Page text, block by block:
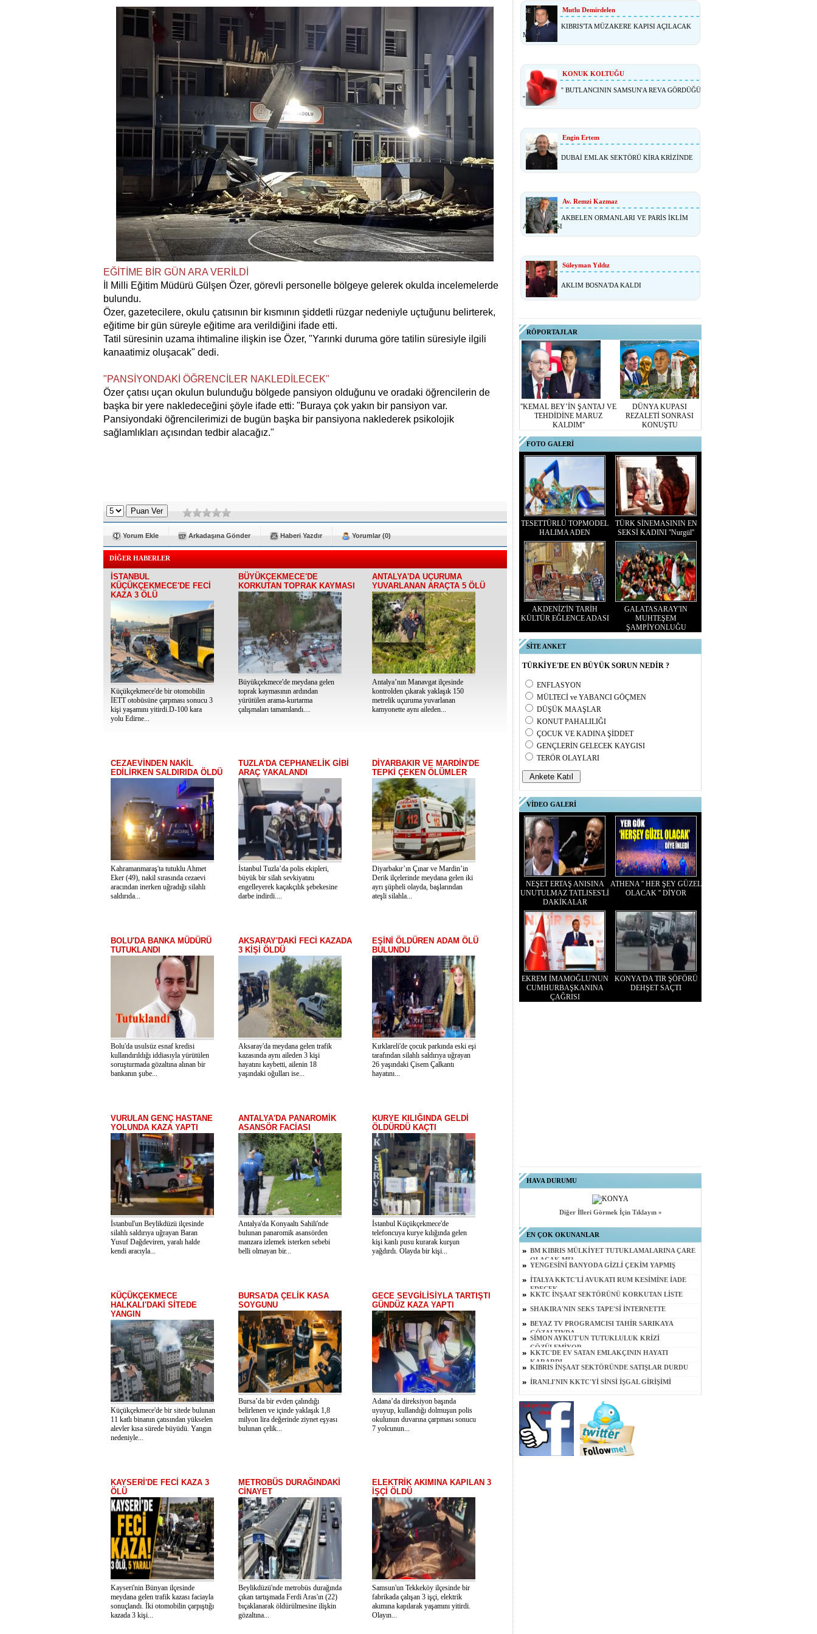
EĞİTİME BİR GÜN ARA VERİLDİ
İl Milli Eğitim Müdürü Gülşen Özer, görevli personelle bölgeye gelerek okulda incelemelerde
bulundu.
Özer, gazetecilere, okulu çatısının bir kısmının şiddetli rüzgar nedeniyle uçtuğunu belirterek,
eğitime bir gün süreyle eğitime ara verildiğini ifade etti.
Tatil süresinin uzama ihtimaline ilişkin ise Özer, "Yarınki duruma göre tatilin süresiyle ilgili
kanaatimiz oluşacak" dedi.
"PANSİYONDAKİ ÖĞRENCİLER NAKLEDİLECEK"
Özer çatısı uçan okulun bulunduğu bölgede pansiyon olduğunu ve oradaki öğrencilerin de
başka bir yere nakledeceğini şöyle ifade etti: "Buraya çok yakın bir pansiyon var.
Pansiyondaki öğrencilerimizi de bugün başka bir pansiyona naklederek psikolojik
sağlamlıkları açısından tedbir alacağız."
Yorum Ekle Arkadaşına Gönder Haberi Yazdır Yorumlar (0)
DİĞER HABERLER
İSTANBUL
KÜÇÜKÇEKMECE'DE FECİ
KAZA 3 ÖLÜ
Küçükçekmece'de bir otomobilin
İETT otobüsüne çarpması sonucu 3
kişi yaşamını yitirdi.D-100 kara
yolu Edirne...
BÜYÜKÇEKMECE'DE
KORKUTAN TOPRAK KAYMASI
Büyükçekmece'de meydana gelen
toprak kaymasının ardından
yürütülen arama-kurtarma
çalışmaları tamamlandı....
ANTALYA'DA UÇURUMA
YUVARLANAN ARAÇTA 5 ÖLÜ
Antalya’nın Manavgat ilçesinde
kontrolden çıkarak yaklaşık 150
metrelik uçuruma yuvarlanan
kamyonette aynı aileden...
CEZAEVİNDEN NAKİL
EDİLİRKEN SALDIRIDA ÖLDÜ
Kahramanmaraş'ta tutuklu Ahmet
Eker (49), nakil sırasında cezaevi
aracından inerken uğradığı silahlı
saldırıda...
TUZLA'DA CEPHANELİK GİBİ
ARAÇ YAKALANDI
İstanbul Tuzla’da polis ekipleri,
büyük bir silah sevkiyatını
engelleyerek kaçakçılık şebekesine
darbe indirdi....
DİYARBAKIR VE MARDİN'DE
TEPKİ ÇEKEN ÖLÜMLER
Diyarbakır’ın Çınar ve Mardin’in
Derik ilçelerinde meydana gelen iki
ayrı şüpheli olayda, başlarından
ateşli silahla...
BOLU'DA BANKA MÜDÜRÜ
TUTUKLANDI
Bolu'da usulsüz esnaf kredisi
kullandırıldığı iddiasıyla yürütülen
soruşturmada gözaltına alınan bir
bankanın şube...
AKSARAY'DAKİ FECİ KAZADA
3 KİŞİ ÖLDÜ
Aksaray'da meydana gelen trafik
kazasında aynı aileden 3 kişi
hayatını kaybetti, ailenin 18
yaşındaki oğulları ise...
EŞİNİ ÖLDÜREN ADAM ÖLÜ
BULUNDU
Kırklareli'de çocuk parkında eski eşi
tarafından silahlı saldırıya uğrayan
26 yaşındaki Çisem Çalkantı
hayatını...
VURULAN GENÇ HASTANE
YOLUNDA KAZA YAPTI
İstanbul'un Beylikdüzü ilçesinde
silahlı saldırıya uğrayan Baran
Yusuf Dağdeviren, yaralı halde
kendi aracıyla...
ANTALYA'DA PANAROMİK
ASANSÖR FACİASI
Antalya'da Konyaaltı Sahili'nde
bulunan panaromik asansörden
manzara izlemek isterken sebebi
belli olmayan bir...
KURYE KILIĞINDA GELDİ
ÖLDÜRDÜ KAÇTI
İstanbul Küçükçekmece'de
telefoncuya kurye kılığında gelen
kişi kanlı pusu kurarak kurşun
yağdırdı. Olayda bir kişi...
KÜÇÜKÇEKMECE
HALKALI'DAKİ SİTEDE
YANGIN
Küçükçekmece'de bir sitede bulunan
11 katlı binanın çatısından yükselen
alevler kısa sürede büyüdü. Yangın
nedeniyle...
BURSA'DA ÇELİK KASA
SOYGUNU
Bursa’da bir evden çalındığı
belirlenen ve içinde yaklaşık 1,8
milyon lira değerinde ziynet eşyası
bulunan çelik...
GECE SEVGİLİSİYLA TARTIŞTI
GÜNDÜZ KAZA YAPTI
Adana’da direksiyon başında
uyuyup, kullandığı dolmuşun polis
okulunun duvarına çarpması sonucu
7 yolcunun...
KAYSERİ'DE FECİ KAZA 3
ÖLÜ
Kayseri'nin Bünyan ilçesinde
meydana gelen trafik kazası faciayla
sonuçlandı. İki otomobilin çarpıştığı
kazada 3 kişi...
METROBÜS DURAĞINDAKİ
CİNAYET
Beylikdüzü'nde metrobüs durağında
çıkan tartışmada Ferdi Aras'ın (22)
bıçaklanarak öldürülmesine ilişkin
gözaltına...
ELEKTRİK AKIMINA KAPILAN 3
İŞÇİ ÖLDÜ
Samsun'un Tekkeköy ilçesinde bir
fabrikada çalışan 3 işçi, elektrik
akımına kapılarak yaşamını yitirdi.
Olayın...
Mutlu Demirdelen
KIBRIS'TA MÜZAKERE KAPISI AÇILACAK
MI?
KONUK KOLTUĞU
'' BUTLANCININ SAMSUN'A REVA GÖRDÜĞÜ
''
Engin Ertem
DUBAİ EMLAK SEKTÖRÜ KİRA KRİZİNDE
Av. Remzi Kazmaz
AKBELEN ORMANLARI VE PARİS İKLİM
ANLAŞMASI
Süleyman Yıldız
AKLIM BOSNA'DA KALDI
RÖPORTAJLAR
''KEMAL BEY’İN ŞANTAJ VE
TEHDİDİNE MARUZ
KALDIM''
DÜNYA KUPASI
REZALETİ SONRASI
KONUŞTU
FOTO GALERİ
TESETTÜRLÜ TOPMODEL
HALIMA ADEN
TÜRK SİNEMASININ EN
SEKSİ KADINI ''Nurgül''
AKDENİZ'İN TARİH
KÜLTÜR EĞLENCE ADASI
GALATASARAY'IN
MUHTEŞEM
ŞAMPİYONLUĞU
SİTE ANKET
TÜRKİYE'DE EN BÜYÜK SORUN NEDİR ?
ENFLASYON
MÜLTECİ ve YABANCI GÖÇMEN
DÜŞÜK MAAŞLAR
KONUT PAHALILIĞI
ÇOCUK VE KADINA ŞİDDET
GENÇLERİN GELECEK KAYGISI
TERÖR OLAYLARI
VİDEO GALERİ
NEŞET ERTAŞ ANISINA
UNUTULMAZ TATLISES'Lİ
DAKİKALAR
ATHENA '' HER ŞEY GÜZEL
OLACAK '' DİYOR
EKREM İMAMOĞLU'NUN
CUMHURBAŞKANINA
ÇAĞRISI
KONYA'DA TIR ŞÖFÖRÜ
DEHŞET SAÇTI
HAVA DURUMU
Diğer İlleri Görmek İçin Tıklayın »
EN ÇOK OKUNANLAR
BM KIBRIS MÜLKİYET TUTUKLAMALARINA ÇARE
OLACAK MI?
YENGESİNİ BANYODA GİZLİ ÇEKİM YAPMIŞ
İTALYA KKTC'Lİ AVUKATI RUM KESİMİNE İADE
EDECEK
KKTC İNŞAAT SEKTÖRÜNÜ KORKUTAN LİSTE
SHAKIRA'NIN SEKS TAPE'Sİ İNTERNETTE
BEYAZ TV PROGRAMCISI TAHİR SARIKAYA
GÖZALTINDA
SİMON AYKUT'UN TUTUKLULUK KRİZİ
ÇÖZÜLEMİYOR
KKTC'DE EV SATAN EMLAKÇININ HAYATI
KARARDI
KIBRIS İNŞAAT SEKTÖRÜNDE SATIŞLAR DURDU
İRANLI'NIN KKTC'Yİ SİNSİ İŞGAL GİRİŞİMİ